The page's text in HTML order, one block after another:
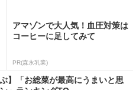
アマゾンで大人気！血圧対策は
コーヒーに足してみて
PR(森永乳業)
】「お総菜が最高にうまいと思